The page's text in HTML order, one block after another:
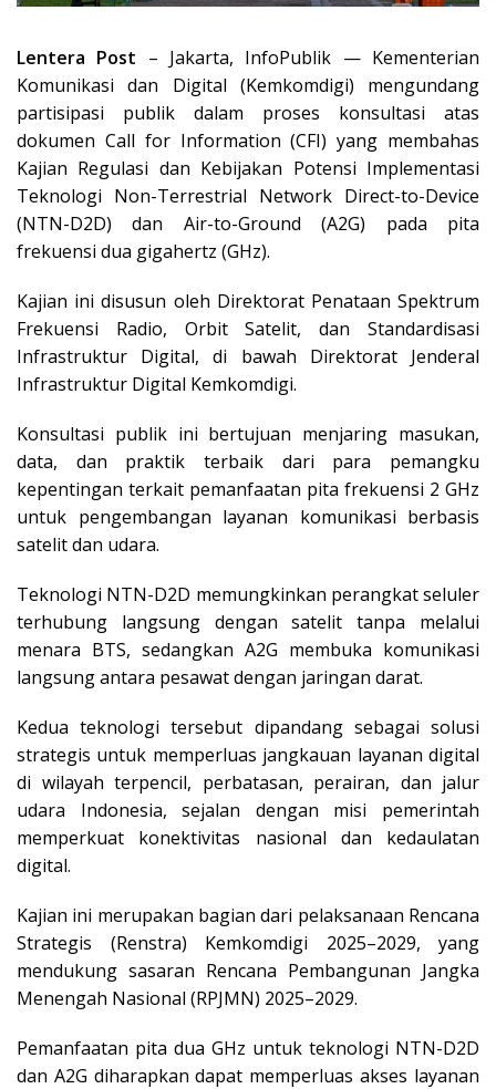
Lentera Post – Jakarta, InfoPublik — Kementerian
Komunikasi dan Digital (Kemkomdigi) mengundang
partisipasi publik dalam proses konsultasi atas
dokumen Call for Information (CFI) yang membahas
Kajian Regulasi dan Kebijakan Potensi Implementasi
Teknologi Non-Terrestrial Network Direct-to-Device
(NTN-D2D) dan Air-to-Ground (A2G) pada pita
frekuensi dua gigahertz (GHz).
Kajian ini disusun oleh Direktorat Penataan Spektrum
Frekuensi Radio, Orbit Satelit, dan Standardisasi
Infrastruktur Digital, di bawah Direktorat Jenderal
Infrastruktur Digital Kemkomdigi.
Konsultasi publik ini bertujuan menjaring masukan,
data, dan praktik terbaik dari para pemangku
kepentingan terkait pemanfaatan pita frekuensi 2 GHz
untuk pengembangan layanan komunikasi berbasis
satelit dan udara.
Teknologi NTN-D2D memungkinkan perangkat seluler
terhubung langsung dengan satelit tanpa melalui
menara BTS, sedangkan A2G membuka komunikasi
langsung antara pesawat dengan jaringan darat.
Kedua teknologi tersebut dipandang sebagai solusi
strategis untuk memperluas jangkauan layanan digital
di wilayah terpencil, perbatasan, perairan, dan jalur
udara Indonesia, sejalan dengan misi pemerintah
memperkuat konektivitas nasional dan kedaulatan
digital.
Kajian ini merupakan bagian dari pelaksanaan Rencana
Strategis (Renstra) Kemkomdigi 2025–2029, yang
mendukung sasaran Rencana Pembangunan Jangka
Menengah Nasional (RPJMN) 2025–2029.
Pemanfaatan pita dua GHz untuk teknologi NTN-D2D
dan A2G diharapkan dapat memperluas akses layanan